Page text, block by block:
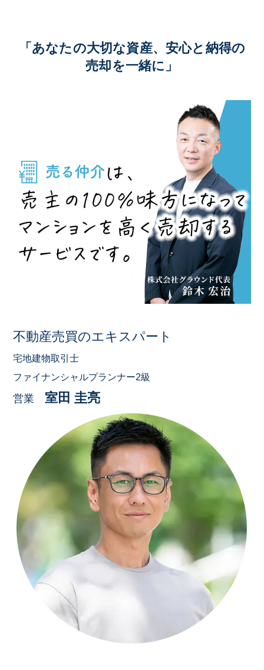
「あなたの大切な資産、安心と納得の
売却を一緒に」
不動産売買のエキスパート
宅地建物取引士
ファイナンシャルプランナー2級
営業 室田 圭亮